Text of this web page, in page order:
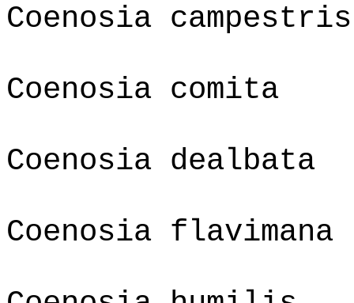
Coenosia campestris
Coenosia comita
Coenosia dealbata
Coenosia flavimana